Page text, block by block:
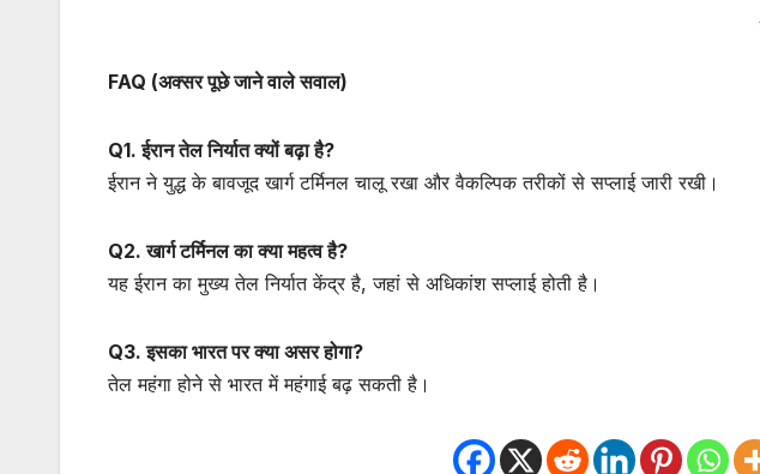
FAQ (अक्सर पूछे जाने वाले सवाल)
Q1. ईरान तेल निर्यात क्यों बढ़ा है?
ईरान ने युद्ध के बावजूद खार्ग टर्मिनल चालू रखा और वैकल्पिक तरीकों से सप्लाई जारी रखी।
Q2. खार्ग टर्मिनल का क्या महत्व है?
यह ईरान का मुख्य तेल निर्यात केंद्र है, जहां से अधिकांश सप्लाई होती है।
Q3. इसका भारत पर क्या असर होगा?
तेल महंगा होने से भारत में महंगाई बढ़ सकती है।